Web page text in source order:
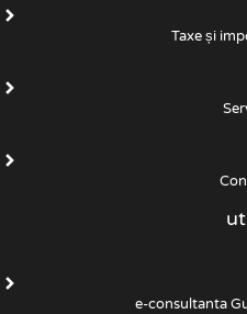
Taxe și
e-consultanta